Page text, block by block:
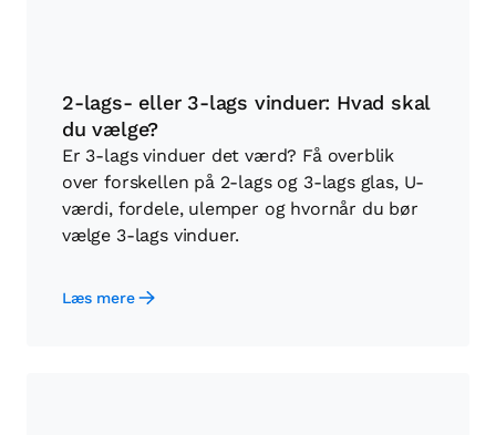
2-lags- eller 3-lags vinduer: Hvad skal
du vælge?
Er 3-lags vinduer det værd? Få overblik
over forskellen på 2-lags og 3-lags glas, U-
værdi, fordele, ulemper og hvornår du bør
vælge 3-lags vinduer.
Læs mere